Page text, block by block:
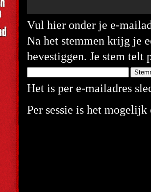
Vul hier onder je e-
Na het stemmen krijg je
bevestiggen. Je stem telt
Het is per e-mailadres
Per sessie is het